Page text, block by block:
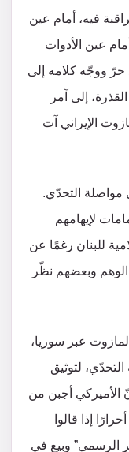
فيه، أمام عين
عين الأدوات
ووجّه كلامه إلى
إلى آمر
الإيراني آت
مواصلة التحدّي.
لإيهامهم
للبنان رغمًا عن
وبعضهم نظّر
عبر سوريا،
لتوثيق
الأميركي أجبن من
إذا قالوا
الرسمي” وبيع في